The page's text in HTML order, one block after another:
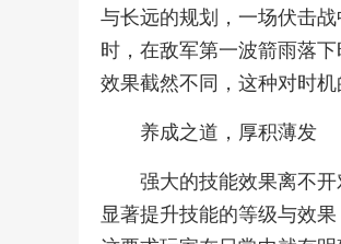
与长远的规划，一场伏击
时，在敌军第一波箭雨落
效果截然不同，这种对时
养成之道，厚积薄发
强大的技能效果离不
显著提升技能的等级与效